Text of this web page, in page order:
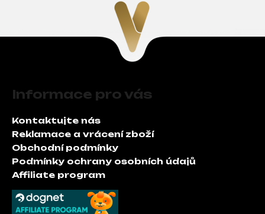
d
a
c
í
p
v
k
v
p
Informace pro vás
Kontaktujte nás
Reklamace a vrácení zboží
Obchodní podmínky
Podmínky ochrany osobních údajů
Affiliate program